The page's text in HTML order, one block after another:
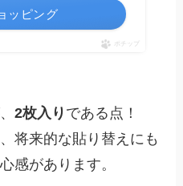
ッピング
ポチップ
2枚入り である点！
将来的な貼り替えにも
感があります。